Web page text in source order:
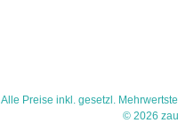
Alle Preise inkl. gesetzl.
© 2026